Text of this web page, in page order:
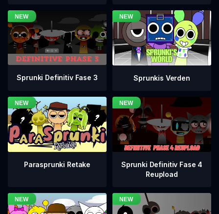
Sprunki Definitiv Fase 3 Sprunkis Verden
Parasprunki Retake
Sprunki Definitiv Fase 4
Reupload